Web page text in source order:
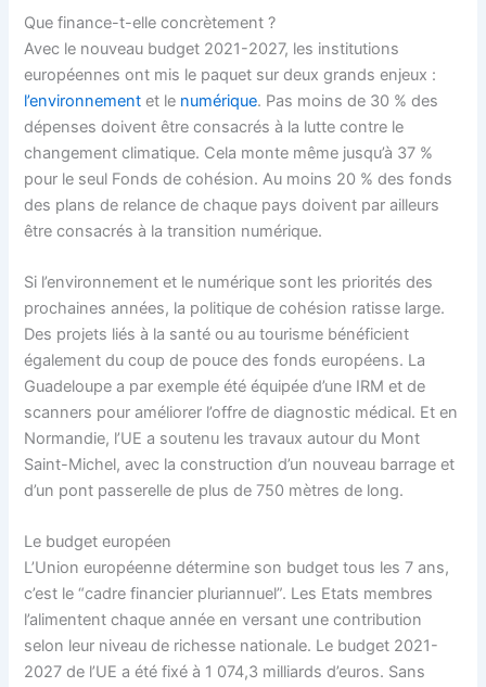
Que finance-t-elle concrètement ?
Avec le nouveau budget 2021-2027, les institutions
européennes ont mis le paquet sur deux grands enjeux :
l’environnement et le numérique. Pas moins de 30 % des
dépenses doivent être consacrés à la lutte contre le
changement climatique. Cela monte même jusqu’à 37 %
pour le seul Fonds de cohésion. Au moins 20 % des fonds
des plans de relance de chaque pays doivent par ailleurs
être consacrés à la transition numérique.
Si l’environnement et le numérique sont les priorités des
prochaines années, la politique de cohésion ratisse large.
Des projets liés à la santé ou au tourisme bénéficient
également du coup de pouce des fonds européens. La
Guadeloupe a par exemple été équipée d’une IRM et de
scanners pour améliorer l’offre de diagnostic médical. Et en
Normandie, l’UE a soutenu les travaux autour du Mont
Saint-Michel, avec la construction d’un nouveau barrage et
d’un pont passerelle de plus de 750 mètres de long.
Le budget européen
L’Union européenne détermine son budget tous les 7 ans,
c’est le “cadre financier pluriannuel”. Les Etats membres
l’alimentent chaque année en versant une contribution
selon leur niveau de richesse nationale. Le budget 2021-
2027 de l’UE a été fixé à 1 074,3 milliards d’euros. Sans